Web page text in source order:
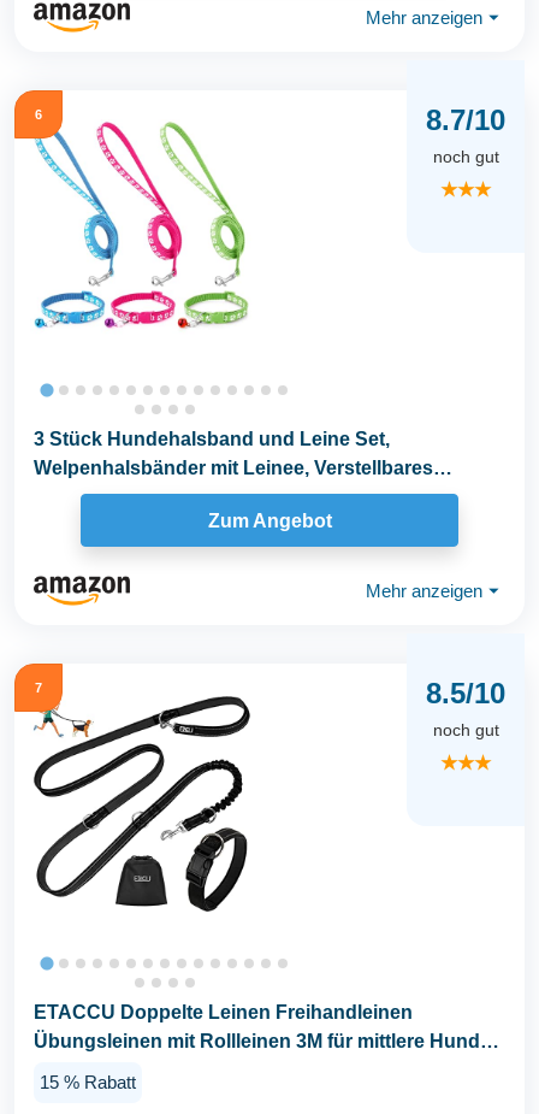
Mehr anzeigen ⏷
6 8.7/10
noch gut
★★★
3 Stück Hundehalsband und Leine Set,
Welpenhalsbänder mit Leinee, Verstellbares
Hundehalsband mit...
Zum Angebot
Mehr anzeigen ⏷
7 8.5/10
noch gut
★★★
ETACCU Doppelte Leinen Freihandleinen
Übungsleinen mit Rollleinen 3M für mittlere Hunde
15 % Rabatt